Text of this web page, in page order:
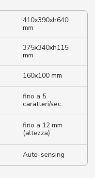
410x390xh640
mm
375x340xh115
mm
160x100 mm
fino a 5
caratteri/sec.
fino a 12 mm
(altezza)
Auto-sensing